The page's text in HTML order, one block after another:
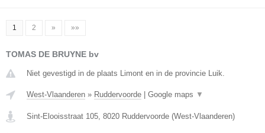
1 2 » »»
TOMAS DE BRUYNE bv
Niet gevestigd in de plaats Limont en in de provincie Luik.
West-Vlaanderen » Ruddervoorde Google maps ▼
Sint-Elooisstraat 105, 8020 Ruddervoorde (West-Vlaanderen)